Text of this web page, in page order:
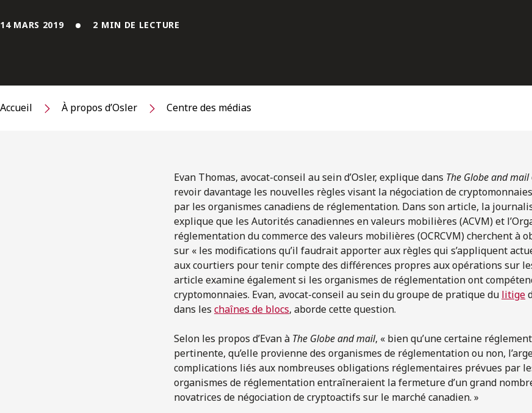
14 MARS 2019 2 MIN DE LECTURE
Accueil À propos d’Osler Centre des médias
Evan Thomas, avocat-conseil au sein d’Osler, explique dans The Globe and mail
revoir davantage les nouvelles règles visant la négociation de
par les organismes canadiens de réglementation. Dans son article, la
explique que les Autorités canadiennes en valeurs mobilières (ACVM) et
réglementation du commerce des valeurs mobilières (OCRCVM) cherchent à
sur « les modifications qu’il faudrait apporter aux règles qui s’appliquent
aux courtiers pour tenir compte des différences propres aux opérations sur
article examine également si les organismes de réglementation ont
cryptomonnaies. Evan, avocat-conseil au sein du groupe de pratique du litige
dans les chaînes de blocs, aborde cette question.
Selon les propos d’Evan à The Globe and mail, « bien qu’une certaine
pertinente, qu’elle provienne des organismes de réglementation ou non,
complications liés aux nombreuses obligations réglementaires prévues par
organismes de réglementation entraîneraient la fermeture d’un grand
novatrices de négociation de cryptoactifs sur le marché canadien. »